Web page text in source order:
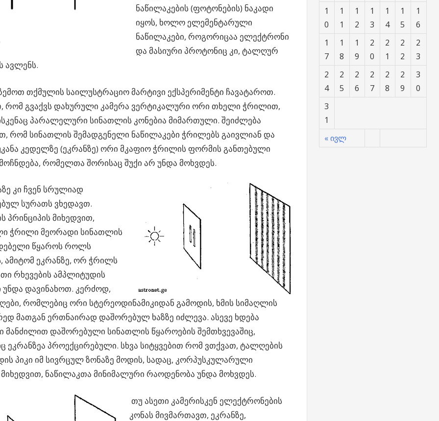
ნაწილაკების (ფოტონების) ნაკადი
იყოს, ხოლო ელემენტარული
ნაწილაკები, როგორიცაა ელექტრონი
და მასიური პროტონიც კი, ტალღურ
ავლენს.
თქმულის საილუსტრაციო მარტივი ექსპერიმენტი ჩავატაროთ.
რომ გვაქვს დახურული კამერა ვერტიკალური ორი თხელი ჭრილით,
პარალელური სინათლის კონებია მიმართული. შეიძლება
რომ სინათლის შემადგენელი ნაწილაკები ჭრილებს გაივლიან და
კედელზე (ეკრანზე) ორი მკაფიო ჭრილის ფორმის განთებული
რომელთა შორისაც შუქი არ უნდა მოხვდეს.
კი ჩვენ სრულიად
სურათს ვხედავთ.
პრინციპის მიხედვით,
ჭრილი მეორადი სინათლის
წყაროს როლს
ამიტომ ეკრანზე, ორ ჭრილს
რხევების ამპლიტუდის
უნდა დავინახოთ. კერძოდ,
რომლებიც ორი სტერეოდინამიკიდან გამოდის, ხმის სიმაღლის
მათგან ერთნაირად დაშორებულ ხაზზე იძლევა. ასევე ხდება
მანძილით დაშორებული სინათლის წყაროების შემთხვევაშიც,
ეკრანზეა პროექცირებული. სხვა სიტყვებით რომ ვთქვათ, ტალღების
პიკი იმ სივრცულ ზონაზე მოდის, სადაც, კორპუსკულარული
ნაწილაკთა მინიმალური რაოდენობა უნდა მოხვდეს.
თუ ასეთი კამერისკენ ელექტრონების
კონას მივმართავთ, ეკრანზე,
« ივლ
1
0
1
1
1
2
1
3
1
4
1
5
1
6
1
7
1
8
1
9
2
0
2
1
2
2
2
3
2
4
2
5
2
6
2
7
2
8
2
9
3
0
3
1